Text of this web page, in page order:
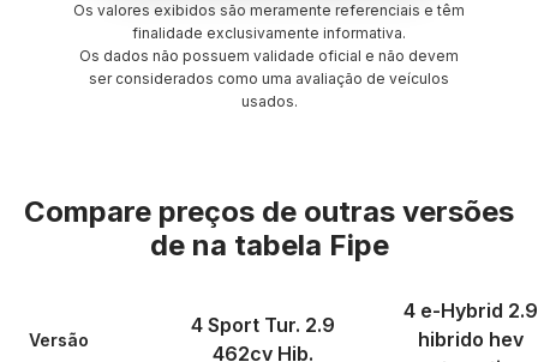
Os valores exibidos são meramente referenciais e têm
finalidade exclusivamente informativa.
Os dados não possuem validade oficial e não devem
ser considerados como uma avaliação de veículos
usados.
Compare preços de outras versões
de na tabela Fipe
Versão
4 Sport Tur. 2.9
462cv Hib.
4 e-Hybrid 2.9
hibrido hev